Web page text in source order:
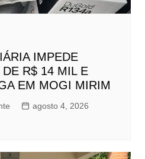
IMPEDE
R$ 14 MIL E
EM MOGI MIRIM
agosto 4, 2026